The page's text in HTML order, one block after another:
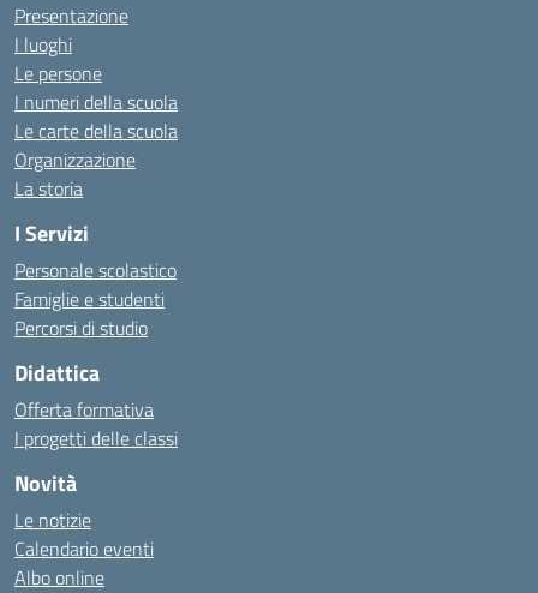
Presentazione
I luoghi
Le persone
I numeri della scuola
Le carte della scuola
Organizzazione
La storia
I Servizi
Personale scolastico
Famiglie e studenti
Percorsi di studio
Didattica
Offerta formativa
I progetti delle classi
Novità
Le notizie
Calendario eventi
Albo online